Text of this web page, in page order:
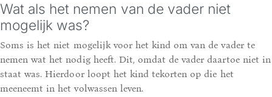
Wat als het nemen van de vader niet
mogelijk was?
Soms is het niet mogelijk voor het kind om van de vader te
nemen wat het nodig heeft. Dit, omdat de vader daartoe niet in
staat was. Hierdoor loopt het kind tekorten op die het
meeneemt in het volwassen leven.